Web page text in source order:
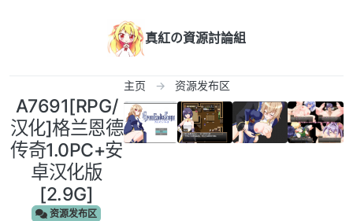
真紅の資源討論組
主页 资源发布区
A7691[RPG/
汉化]格兰恩德
传奇1.0PC+安
卓汉化版
[2.9G]
资源发布区